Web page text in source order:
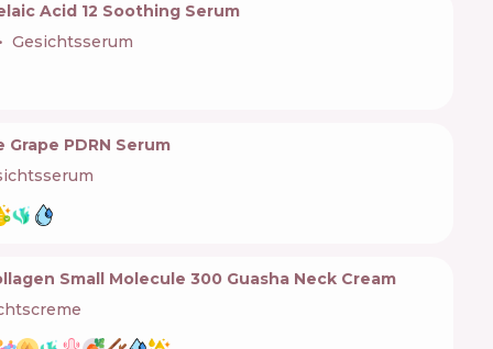
Acid 12 Soothing Serum
Gesichtsserum
Grape PDRN Serum
Small Molecule 300 Guasha Neck Cream